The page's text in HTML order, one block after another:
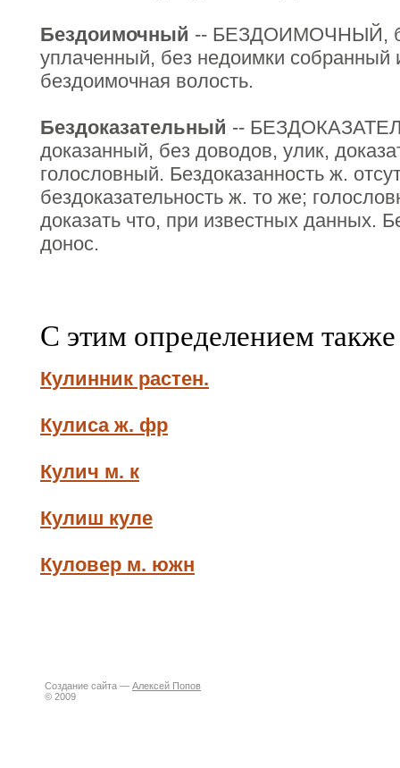
Бездоимочный -- БЕЗДОИМОЧНЫЙ,
уплаченный, без недоимки собранный
бездоимочная волость.
Бездоказательный --
доказанный, без доводов, улик,
голословный. Бездоказанность ж.
бездоказательность ж. то же;
доказать что, при известных данных.
донос.
С этим определением
Кулинник растен.
Кулиса ж. фр
Кулич м. к
Кулиш куле
Куловер м. южн
Создание сайта — Алексей Попов
© 2009